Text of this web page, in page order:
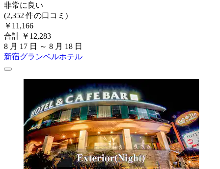
非常に良い
(2,352 件の口コミ)
￥11,166
合計 ￥12,283
8 月 17 日 ～ 8 月 18 日
新宿グランベルホテル